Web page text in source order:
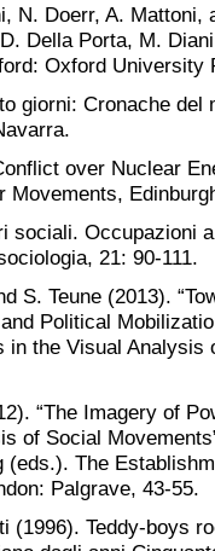
N. Doerr, A. Mattoni,
Della Porta, M.
Oxford University
giorni: Cronache del
over Nuclear
Movements,
sociali. Occupazioni
21: 90-111.
S. Teune (2013).
Political
in the Visual
“The Imagery of
of Social
(eds.). The
Palgrave, 43-55.
(1996). Teddy-boys